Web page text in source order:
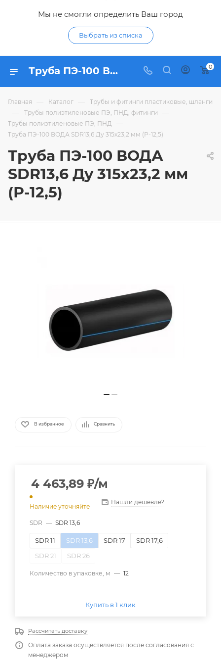
Мы не смогли определить Ваш город
Выбрать из списка
Труба ПЭ-100 ВОДА SDR13,6 Ду 315х23,2 мм (Р-12,5) - купить по цене 3 840,03 ₽ в интернет-магазине Гидропромтехника с доставкой в Курске 0
Главная — Каталог — Трубы и фитинги пластиковые, шланги
— Трубы полиэтиленовые ПЭ, ПНД, фитинги —
Трубы полиэтиленовые ПЭ, ПНД —
Труба ПЭ-100 ВОДА SDR13,6 Ду 315х23,2 мм (Р-12,5)
Труба ПЭ-100 ВОДА
SDR13,6 Ду 315х23,2 мм
(Р-12,5)
В избранное Сравнить
4 463,89 ₽/м
Наличие уточняйте
Нашли дешевле?
SDR — SDR 13,6
SDR 11 SDR 13,6 SDR 17
SDR 17,6
SDR 21
SDR 26
Количество в упаковке, м — 12
Купить в 1 клик
Рассчитать доставку
Оплата заказа осуществляется после согласования с
менеджером